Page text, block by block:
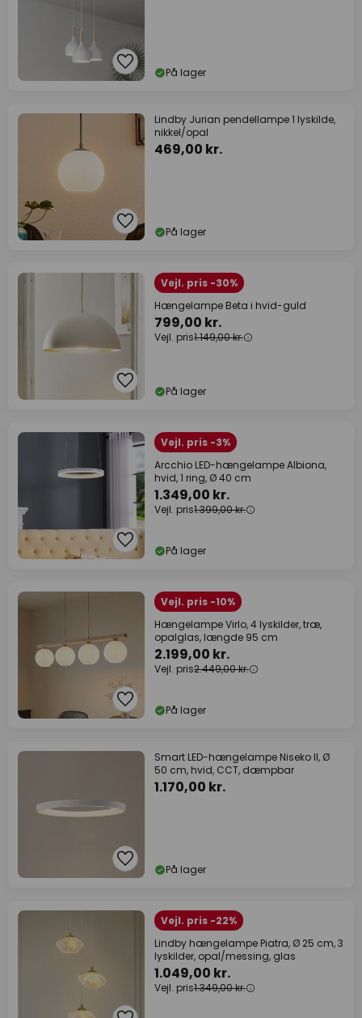
På lager
Lindby Jurian pendellampe 1 lyskilde,
nikkel/opal
469,00 kr.
På lager
Vejl. pris -30%
Hængelampe Beta i hvid-guld
799,00 kr.
Vejl. pris1.149,00 kr.
På lager
Vejl. pris -3%
Arcchio LED-hængelampe Albiona,
hvid, 1 ring, Ø 40 cm
1.349,00 kr.
Vejl. pris1.399,00 kr.
På lager
Vejl. pris -10%
Hængelampe Virlo, 4 lyskilder, træ,
opalglas, længde 95 cm
2.199,00 kr.
Vejl. pris2.449,00 kr.
På lager
Smart LED-hængelampe Niseko II, Ø
50 cm, hvid, CCT, dæmpbar
1.170,00 kr.
På lager
Vejl. pris -22%
Lindby hængelampe Piatra, Ø 25 cm, 3
lyskilder, opal/messing, glas
1.049,00 kr.
Vejl. pris1.349,00 kr.